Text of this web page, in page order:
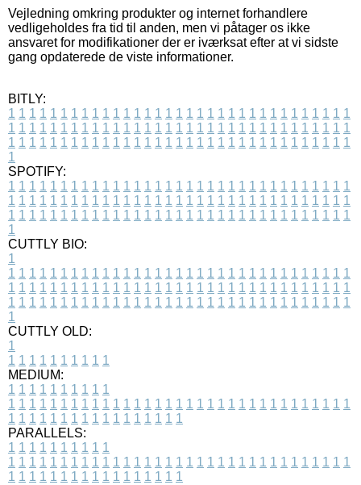
Vejledning omkring produkter og internet forhandlere
vedligeholdes fra tid til anden, men vi påtager os ikke
ansvaret for modifikationer der er iværksat efter at vi sidste
gang opdaterede de viste informationer.
BITLY:
1 1 1 1 1 1 1 1 1 1 1 1 1 1 1 1 1 1 1 1 1 1 1 1 1 1 1 1 1 1 1 1 1
1 1 1 1 1 1 1 1 1 1 1 1 1 1 1 1 1 1 1 1 1 1 1 1 1 1 1 1 1 1 1 1 1
1 1 1 1 1 1 1 1 1 1 1 1 1 1 1 1 1 1 1 1 1 1 1 1 1 1 1 1 1 1 1 1 1
1
SPOTIFY:
1 1 1 1 1 1 1 1 1 1 1 1 1 1 1 1 1 1 1 1 1 1 1 1 1 1 1 1 1 1 1 1 1
1 1 1 1 1 1 1 1 1 1 1 1 1 1 1 1 1 1 1 1 1 1 1 1 1 1 1 1 1 1 1 1 1
1 1 1 1 1 1 1 1 1 1 1 1 1 1 1 1 1 1 1 1 1 1 1 1 1 1 1 1 1 1 1 1 1
1
CUTTLY BIO:
1
1 1 1 1 1 1 1 1 1 1 1 1 1 1 1 1 1 1 1 1 1 1 1 1 1 1 1 1 1 1 1 1 1
1 1 1 1 1 1 1 1 1 1 1 1 1 1 1 1 1 1 1 1 1 1 1 1 1 1 1 1 1 1 1 1 1
1 1 1 1 1 1 1 1 1 1 1 1 1 1 1 1 1 1 1 1 1 1 1 1 1 1 1 1 1 1 1 1 1
1
CUTTLY OLD:
1
1 1 1 1 1 1 1 1 1 1
MEDIUM:
1 1 1 1 1 1 1 1 1 1
1 1 1 1 1 1 1 1 1 1 1 1 1 1 1 1 1 1 1 1 1 1 1 1 1 1 1 1 1 1 1 1 1
1 1 1 1 1 1 1 1 1 1 1 1 1 1 1 1 1
PARALLELS:
1 1 1 1 1 1 1 1 1 1
1 1 1 1 1 1 1 1 1 1 1 1 1 1 1 1 1 1 1 1 1 1 1 1 1 1 1 1 1 1 1 1 1
1 1 1 1 1 1 1 1 1 1 1 1 1 1 1 1 1